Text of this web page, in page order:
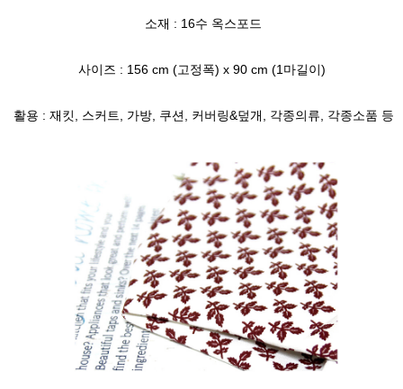
소재 : 16수 옥스포드
사이즈 : 156 cm (고정폭) x 90 cm (1마길이)
활용 : 재킷, 스커트, 가방, 쿠션, 커버링&덮개, 각종의류, 각종소품 등